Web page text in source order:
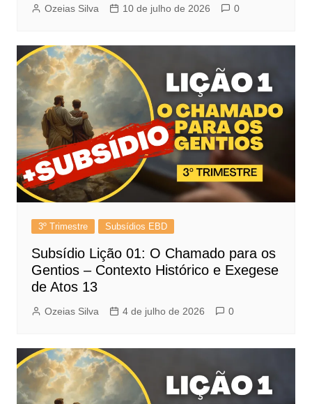
Ozeias Silva 10 de julho de 2026 0
3º Trimestre Subsídios EBD
Subsídio Lição 01: O Chamado para os
Gentios – Contexto Histórico e Exegese
de Atos 13
Ozeias Silva 4 de julho de 2026 0